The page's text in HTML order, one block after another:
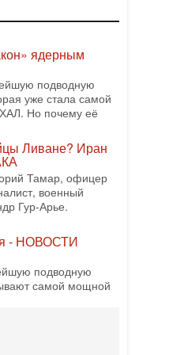
произойдет с
список
ядерным
подводную
уже стала самой
Но почему её
Ливане? Иран
Тамар, офицер
военный
Гур-Арье.
- НОВОСТИ
подводную
самой мощной